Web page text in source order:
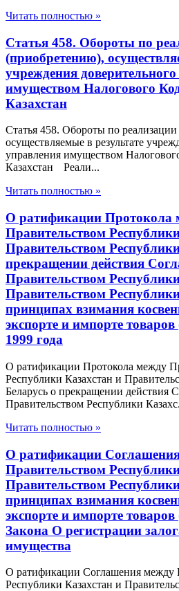
Читать полностью »
Статья 458. Обороты по
(приобретению),
учреждения
имуществом Налогового
Казахстан
Статья 458. Обороты по
осуществляемые в результате
управления имуществом
Казахстан Реали...
Читать полностью »
О ратификации Протокола
Правительством
Правительством
прекращении действия
Правительством
Правительством
принципах взимания
экспорте и импорте
1999 года
О ратификации Протокола между
Республики Казахстан и
Беларусь о прекращении действия
Правительством Республики
Читать полностью »
О ратификации
Правительством
Правительством
принципах взимания
экспорте и импорте товаров
Закона О регистрации
имущества
О ратификации Соглашения между
Республики Казахстан и